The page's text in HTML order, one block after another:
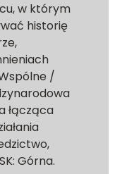
w którym
historię
/
łącząca
Górna.